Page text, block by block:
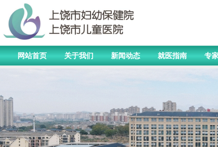
网站首页 关于我们 新闻动态 就医指南 专